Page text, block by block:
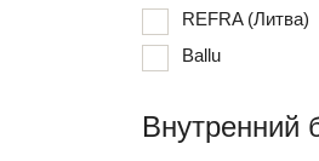
REFRA (Литва)
Ballu
Внутренний